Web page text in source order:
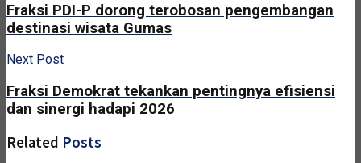
Fraksi PDI-P dorong terobosan pengembangan
destinasi wisata Gumas
Next Post
Fraksi Demokrat tekankan pentingnya efisiensi
dan sinergi hadapi 2026
Related Posts